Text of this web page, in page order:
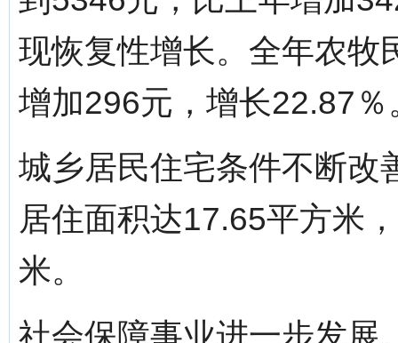
现恢复性增长。全年农牧
增加296元，增长22.87％
城乡居民住宅条件不断改
居住面积达17.65平方米
米。
社会保障事业进一步发展